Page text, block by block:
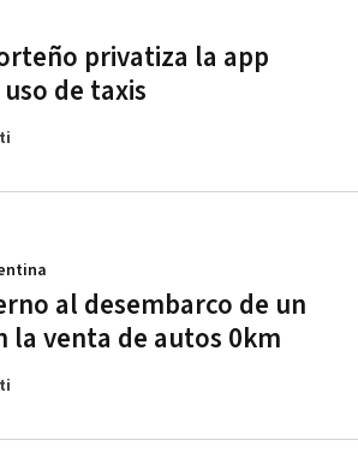
privatiza la app
de taxis
al desembarco de un
la venta de autos 0km